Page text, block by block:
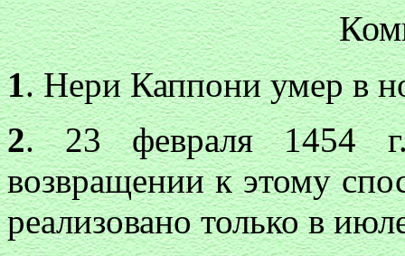
1. Нери Каппони умер в
2. 23 февраля 1454
возвращении к этому
реализовано только в